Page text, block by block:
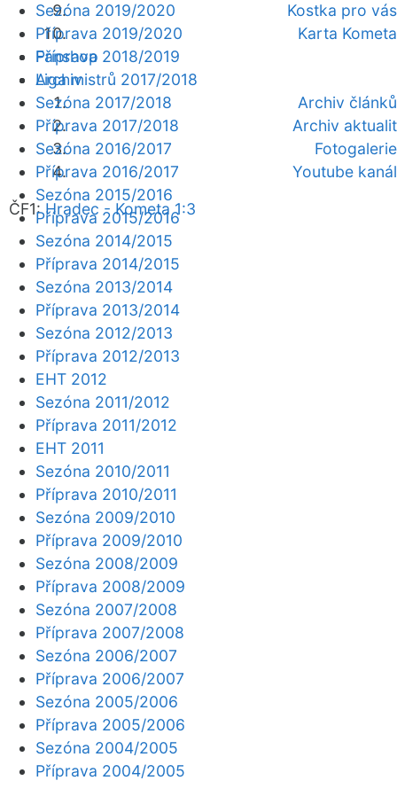
Kostka pro vás
Karta Kometa
Fanshop
Archiv
Archiv článků
Archiv aktualit
Fotogalerie
Youtube kanál
ČF1:Hradec - Kometa 1:3
Sezóna 2019/2020
Příprava 2019/2020
Příprava 2018/2019
Liga mistrů 2017/2018
Sezóna 2017/2018
Příprava 2017/2018
Sezóna 2016/2017
Příprava 2016/2017
Sezóna 2015/2016
Příprava 2015/2016
Sezóna 2014/2015
Příprava 2014/2015
Sezóna 2013/2014
Příprava 2013/2014
Sezóna 2012/2013
Příprava 2012/2013
EHT 2012
Sezóna 2011/2012
Příprava 2011/2012
EHT 2011
Sezóna 2010/2011
Příprava 2010/2011
Sezóna 2009/2010
Příprava 2009/2010
Sezóna 2008/2009
Příprava 2008/2009
Sezóna 2007/2008
Příprava 2007/2008
Sezóna 2006/2007
Příprava 2006/2007
Sezóna 2005/2006
Příprava 2005/2006
Sezóna 2004/2005
Příprava 2004/2005